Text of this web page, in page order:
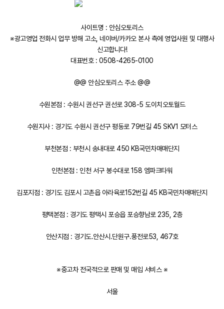
사이트명 : 안심오토리스
※광고영업 전화시 업무 방해 고소, 네이버/카카오 본사 측에 영업사원 및 대행사
신고합니다!
대표번호 : 0508-4265-0100
@@ 안심오토리스 주소 @@
수원본점 : 수원시 권선구 권선로 308-5 도이치오토월드
수원지사 : 경기도 수원시 권선구 평동로 79번길 45 SKV1 모터스
부천본점 : 부천시 송내대로 450 KB국민차매매단지
인천본점 : 인천 서구 봉수대로 158 엠파크타워
김포지점 : 경기도 김포시 고촌읍 아라육로152번길 45 KB국민차매매단지
평택본점 : 경기도 평택시 포승읍 포승향남로 235, 2층
안산지점 : 경기도.안산시.단원구.풍전로53, 467호
※중고차 전국적으로 판매 및 매입 서비스 ※
서울